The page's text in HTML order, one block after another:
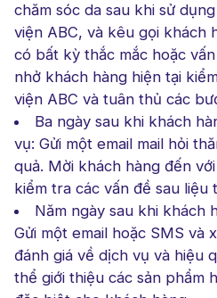
chăm sóc da sau khi sử
viện ABC, và kêu gọi khách
có bất kỳ thắc mắc hoặc
nhở khách hàng hiện tại
viện ABC và tuân thủ các
Ba ngày sau khi khách
vụ: Gửi một email mail hỏi
quả. Mời khách hàng đến
kiểm tra các vấn đề sau liệu
Năm ngày sau khi khách
Gửi một email hoặc SMS và
đánh giá về dịch vụ và hiệu
thể giới thiệu các sản phẩm